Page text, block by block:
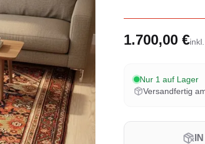
1.700,00 €
Nur 1 auf Lager
Versandfertig